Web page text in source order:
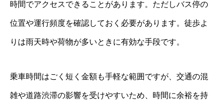
時間でアクセスできることがあります。ただしバス停の
位置や運行頻度を確認しておく必要があります。徒歩よ
りは雨天時や荷物が多いときに有効な手段です。
乗車時間はごく短く金額も手軽な範囲ですが、交通の混
雑や道路渋滞の影響を受けやすいため、時間に余裕を持